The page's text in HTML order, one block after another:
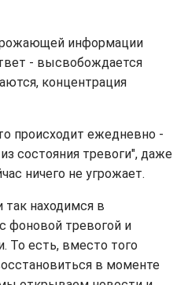
информации
- высвобождается
концентрация
происходит ежедневно -
состояния тревоги", даже
ничего не угрожает.
так находимся в
фоновой тревогой и
То есть, вместо того
в моменте